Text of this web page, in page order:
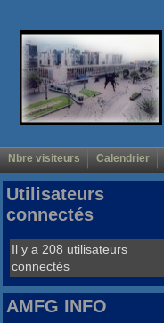
Nbre visiteurs Calendrier
Utilisateurs
connectés
Il y a 208 utilisateurs
connectés
AMFG INFO